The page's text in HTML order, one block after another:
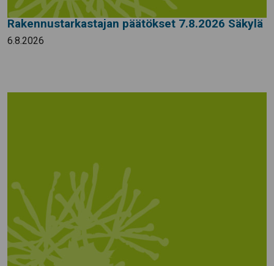
Rakennustarkastajan päätökset 7.8.2026 Säkylä
6.8.2026